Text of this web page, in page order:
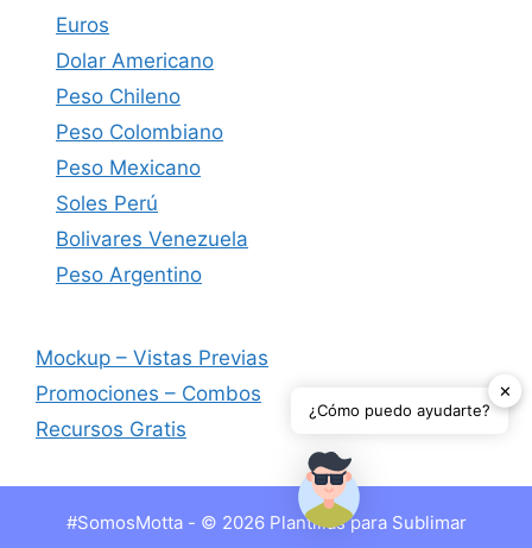
Euros
Dolar Americano
Peso Chileno
Peso Colombiano
Peso Mexicano
Soles Perú
Bolivares Venezuela
Peso Argentino
Mockup – Vistas Previas
Promociones – Combos
Recursos Gratis
#SomosMotta - © 2026 Plantillas para Sublimar
✕
¿Cómo puedo ayudarte?